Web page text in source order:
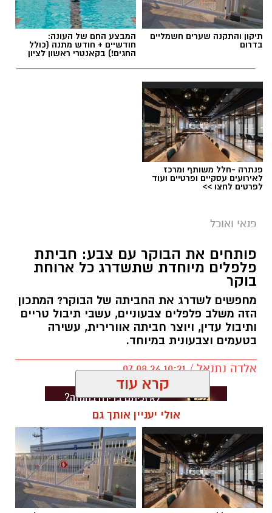
תיקון והתקנה שערים חשמליים
בדרום
המבצע החם של העונה:
חודשיים + חודש מתנה (כולל
החגים!) בקאנטרי ראשון לציון
פנתרה -חלל משותף ומרכז
לאירועים עסקיים ופרטיים ועוד
לפרטים לחצו >>
פנאי ואוכל
פותחים את הבוקר עם צבע: חביתת
פלפלים מיוחדת שתשדרג כל ארוחת
בוקר
מחפשים לשדרג את החביתה של הבוקר? המתכון
הזה משלב פלפלים צבעוניים, עשבי תיבול טריים
ותיבול עדין, ויוצר חביתה אוורירית, עשירה
בטעמים וצבעונית במיוחד.
אלדה נתנאל / 10:21 07.08.26
תגים:חביתת ירק
קרא עוד
אולי יעניין אותך גם